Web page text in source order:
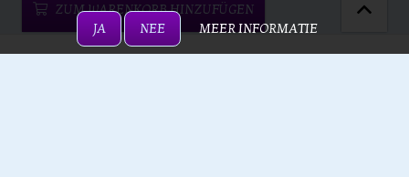
ZUM WARENKORB HINZUFÜGEN
JA NEE MEER INFORMATIE